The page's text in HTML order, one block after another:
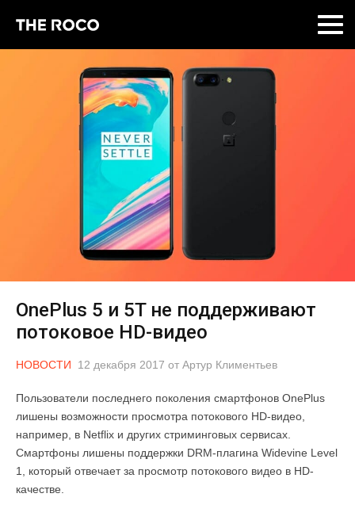
OnePlus 5 и 5T не поддерживают
потоковое HD-видео
НОВОСТИ 12 декабря 2017 от Артур Климентьев
Пользователи последнего поколения смартфонов OnePlus
лишены возможности просмотра потокового HD-видео,
например, в Netflix и других стриминговых сервисах.
Смартфоны лишены поддержки DRM-плагина Widevine Level
1, который отвечает за просмотр потокового видео в HD-
качестве.